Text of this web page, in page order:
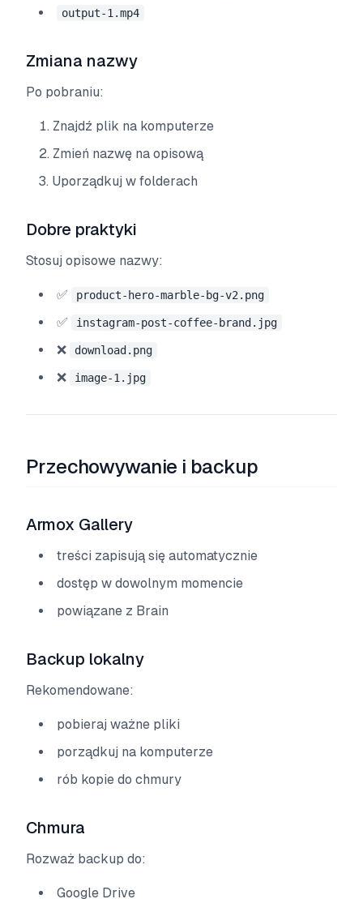
output-1.mp4
Zmiana nazwy
Po pobraniu:
Znajdź plik na komputerze
Zmień nazwę na opisową
Uporządkuj w folderach
Dobre praktyki
Stosuj opisowe nazwy:
✅ product-hero-marble-bg-v2.png
✅ instagram-post-coffee-brand.jpg
❌ download.png
❌ image-1.jpg
Przechowywanie i backup
Armox Gallery
treści zapisują się automatycznie
dostęp w dowolnym momencie
powiązane z Brain
Backup lokalny
Rekomendowane:
pobieraj ważne pliki
porządkuj na komputerze
rób kopie do chmury
Chmura
Rozważ backup do:
Google Drive